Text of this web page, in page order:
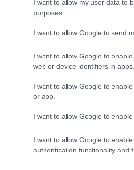
I want to allow my user data to
purposes.
I want to allow Google to send
I want to allow Google to
web or device identifiers in apps.
I want to allow Google to
or app.
I want to allow Google to
I want to allow Google to
authentication functionality and
soctīkli
ir ļoti, ļoti vājš arguments.” Sporta
ieceri attīstīt Skonto stadiona teritoriju